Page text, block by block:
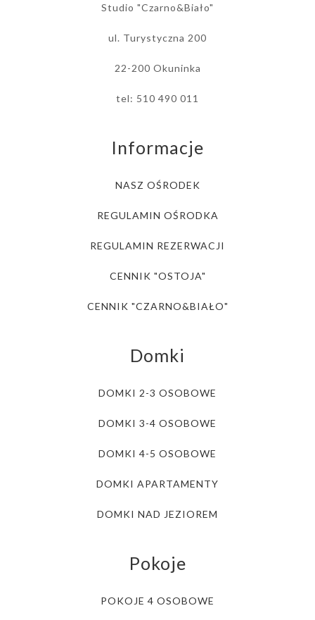
Studio "Czarno&Biało"
ul. Turystyczna 200
22-200 Okuninka
tel: 510 490 011
Informacje
NASZ OŚRODEK
REGULAMIN OŚRODKA
REGULAMIN REZERWACJI
CENNIK "OSTOJA"
CENNIK "CZARNO&BIAŁO"
Domki
DOMKI 2-3 OSOBOWE
DOMKI 3-4 OSOBOWE
DOMKI 4-5 OSOBOWE
DOMKI APARTAMENTY
DOMKI NAD JEZIOREM
Pokoje
POKOJE 4 OSOBOWE